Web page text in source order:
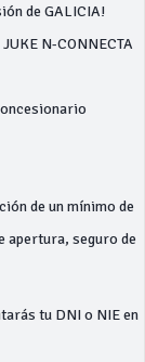
de GALICIA!
N-CONNECTA
de un mínimo de
apertura, seguro de
tu DNI o NIE en